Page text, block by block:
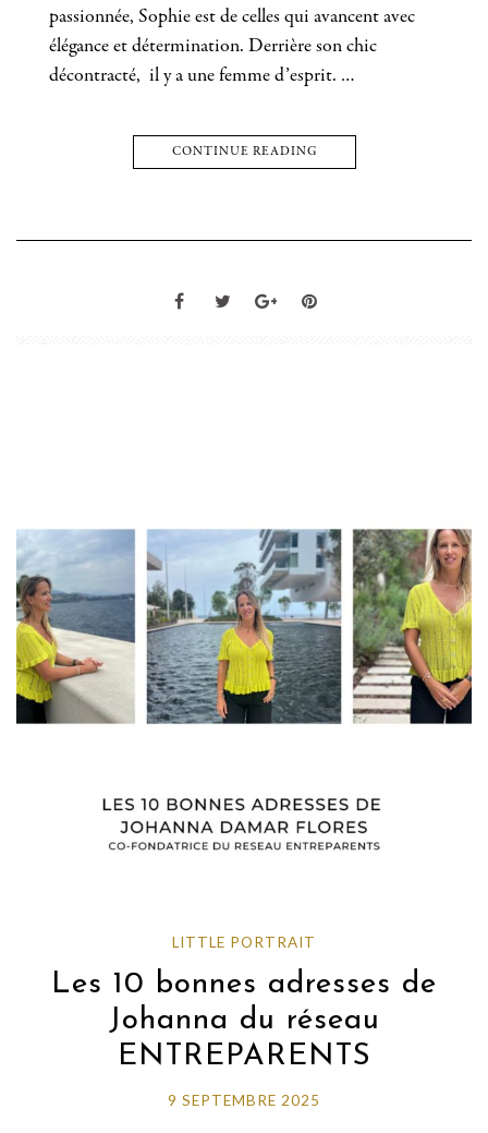
passionnée, Sophie est de celles qui avancent avec
élégance et détermination. Derrière son chic
décontracté, il y a une femme d’esprit. …
CONTINUE READING
LITTLE PORTRAIT
Les 10 bonnes adresses de
Johanna du réseau
ENTREPARENTS
9 SEPTEMBRE 2025